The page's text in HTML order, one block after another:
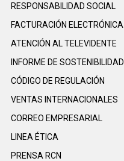
RESPONSABILIDAD SOCIAL
FACTURACIÓN ELECTRÓNICA
ATENCIÓN AL TELEVIDENTE
INFORME DE SOSTENIBILIDAD
CÓDIGO DE REGULACIÓN
VENTAS INTERNACIONALES
CORREO EMPRESARIAL
LINEA ÉTICA
PRENSA RCN